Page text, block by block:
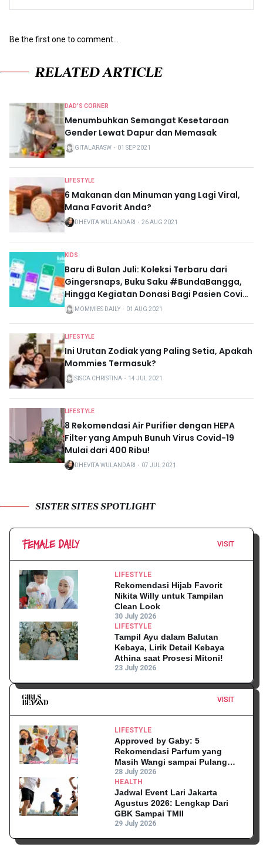
Be the first one to comment...
RELATED ARTICLE
DAD'S CORNER
Menumbuhkan Semangat Kesetaraan
Gender Lewat Dapur dan Memasak
GITALARASW ・ 01 SEP 2021
LIFESTYLE
6 Makanan dan Minuman yang Lagi Viral,
Mana Favorit Anda?
DHEVITA WULANDARI ・ 26 AUG 2021
KIDS
Baru di Bulan Juli: Koleksi Terbaru dari
Gingersnaps, Buku Saku #BundaBangga,
Hingga Kegiatan Donasi Bagi Pasien Covid-
19 dari Godrej Indonesia
MOMMIES DAILY ・ 01 AUG 2021
LIFESTYLE
Ini Urutan Zodiak yang Paling Setia, Apakah
Mommies Termasuk?
SISCA CHRISTINA ・ 14 JUL 2021
LIFESTYLE
8 Rekomendasi Air Purifier dengan HEPA
Filter yang Ampuh Bunuh Virus Covid-19
Mulai dari 400 Ribu!
DHEVITA WULANDARI ・ 07 JUL 2021
SISTER SITES SPOTLIGHT
VISIT
LIFESTYLE
Rekomendasi Hijab Favorit
Nikita Willy untuk Tampilan
Clean Look
30 July 2026
LIFESTYLE
Tampil Ayu dalam Balutan
Kebaya, Lirik Detail Kebaya
Athina saat Prosesi Mitoni!
23 July 2026
VISIT
LIFESTYLE
Approved by Gaby: 5
Rekomendasi Parfum yang
Masih Wangi sampai Pulang
Kantor
28 July 2026
HEALTH
Jadwal Event Lari Jakarta
Agustus 2026: Lengkap Dari
GBK Sampai TMII
29 July 2026